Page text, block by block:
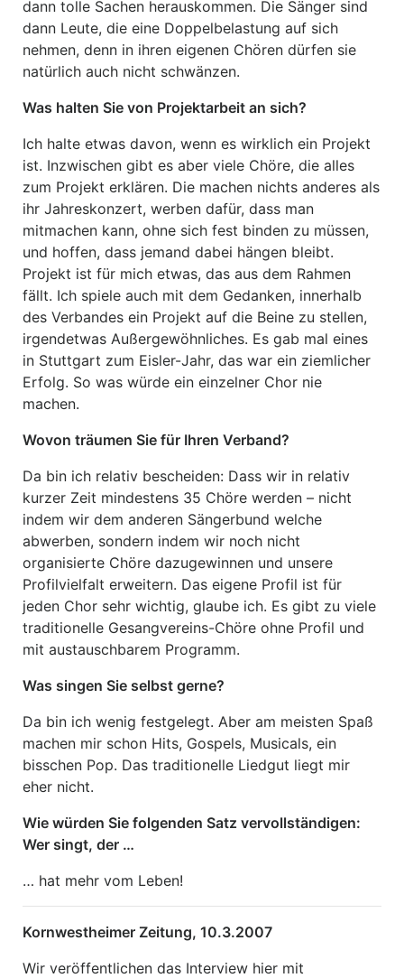
dann tolle Sachen herauskommen. Die Sänger sind
dann Leute, die eine Doppelbelastung auf sich
nehmen, denn in ihren eigenen Chören dürfen sie
natürlich auch nicht schwänzen.
Was halten Sie von Projektarbeit an sich?
Ich halte etwas davon, wenn es wirklich ein Projekt
ist. Inzwischen gibt es aber viele Chöre, die alles
zum Projekt erklären. Die machen nichts anderes als
ihr Jahreskonzert, werben dafür, dass man
mitmachen kann, ohne sich fest binden zu müssen,
und hoffen, dass jemand dabei hängen bleibt.
Projekt ist für mich etwas, das aus dem Rahmen
fällt. Ich spiele auch mit dem Gedanken, innerhalb
des Verbandes ein Projekt auf die Beine zu stellen,
irgendetwas Außergewöhnliches. Es gab mal eines
in Stuttgart zum Eisler-Jahr, das war ein ziemlicher
Erfolg. So was würde ein einzelner Chor nie
machen.
Wovon träumen Sie für Ihren Verband?
Da bin ich relativ bescheiden: Dass wir in relativ
kurzer Zeit mindestens 35 Chöre werden – nicht
indem wir dem anderen Sängerbund welche
abwerben, sondern indem wir noch nicht
organisierte Chöre dazugewinnen und unsere
Profilvielfalt erweitern. Das eigene Profil ist für
jeden Chor sehr wichtig, glaube ich. Es gibt zu viele
traditionelle Gesangvereins-Chöre ohne Profil und
mit austauschbarem Programm.
Was singen Sie selbst gerne?
Da bin ich wenig festgelegt. Aber am meisten Spaß
machen mir schon Hits, Gospels, Musicals, ein
bisschen Pop. Das traditionelle Liedgut liegt mir
eher nicht.
Wie würden Sie folgenden Satz vervollständigen:
Wer singt, der …
… hat mehr vom Leben!
Kornwestheimer Zeitung, 10.3.2007
Wir veröffentlichen das Interview hier mit